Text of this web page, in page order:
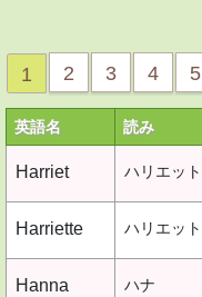
1 2 3 4 5
英語名 読み
Harriet ハリエット
Harriette ハリエット
Hanna ハナ